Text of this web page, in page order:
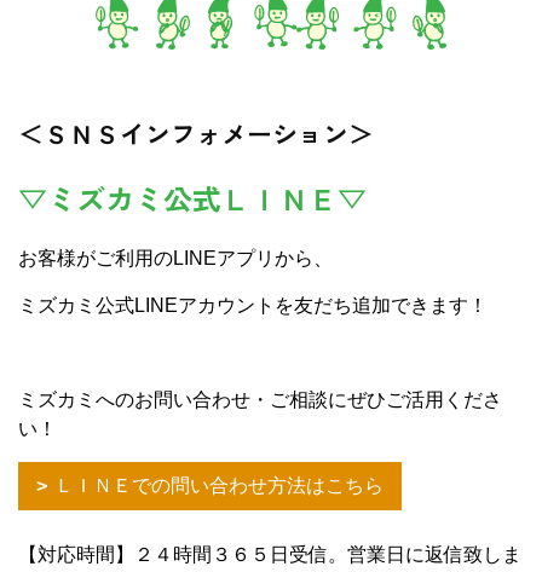
＜ＳＮＳインフォメーション＞
▽ミズカミ公式ＬＩＮＥ▽
お客様がご利用のLINEアプリから、
ミズカミ公式LINEアカウントを友だち追加できます！
ミズカミへのお問い合わせ・ご相談にぜひご活用くださ
い！
ＬＩＮＥでの問い合わせ方法はこちら
【対応時間】２４時間３６５日受信。営業日に返信致しま